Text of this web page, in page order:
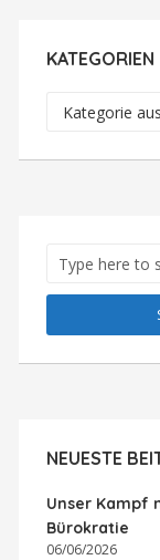
KATEGORIEN
NEUESTE
Unser Kampf
Bürokratie
06/06/2026